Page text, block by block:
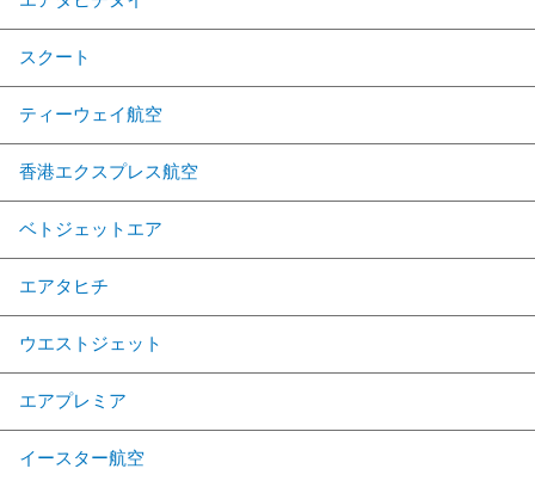
スクート
ティーウェイ航空
香港エクスプレス航空
ベトジェットエア
エアタヒチ
ウエストジェット
エアプレミア
イースター航空